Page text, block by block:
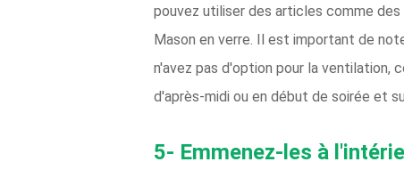
pouvez utiliser des articles comme
Mason en verre. Il est important de
n'avez pas d'option pour la ventilation,
d'après-midi ou en début de soirée et
5- Emmenez-les à